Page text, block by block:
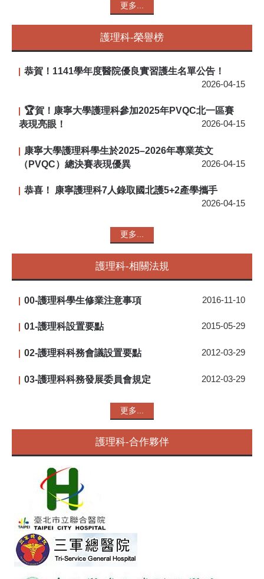
更多...
護理科-榮譽榜
恭賀！1141學年度醫院優良實習護生名單公告！
2026-04-15
🏆賀！康寧大學護理科參加2025年PVQC北一區賽
表現亮眼！
2026-04-15
康寧大學護理科學生於2025–2026年專業英文
（PVQC）總決賽表現優異
2026-04-15
恭喜！ 康寧護理科7人錄取國北護5+2產學攜手
2026-04-15
更多...
護理科-相關法規
00-護理科學生修業注意事項 2016-11-10
01-護理科設置要點 2015-05-29
02-護理科科務會議設置要點 2012-03-29
03-護理科科務發展委員會規定 2012-03-29
更多...
護理科-合作夥伴